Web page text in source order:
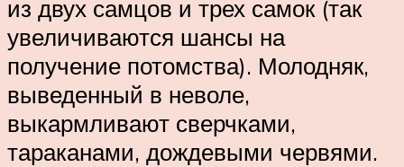
из двух самцов и трех самок (так
увеличиваются шансы на
получение потомства). Молодняк,
выведенный в неволе,
выкармливают сверчками,
тараканами, дождевыми червями.